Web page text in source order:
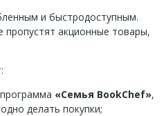
и быстродоступным.
пропустят акционные товары,
«Семья BookChef»,
делать покупки;